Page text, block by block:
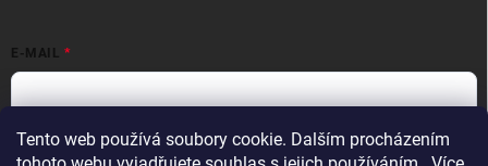
Tento web používá soubory cookie. Dalším procházením
E-MAIL
Vložením e-mailu souhlasíte spodmínkami ochrany osobních údajů